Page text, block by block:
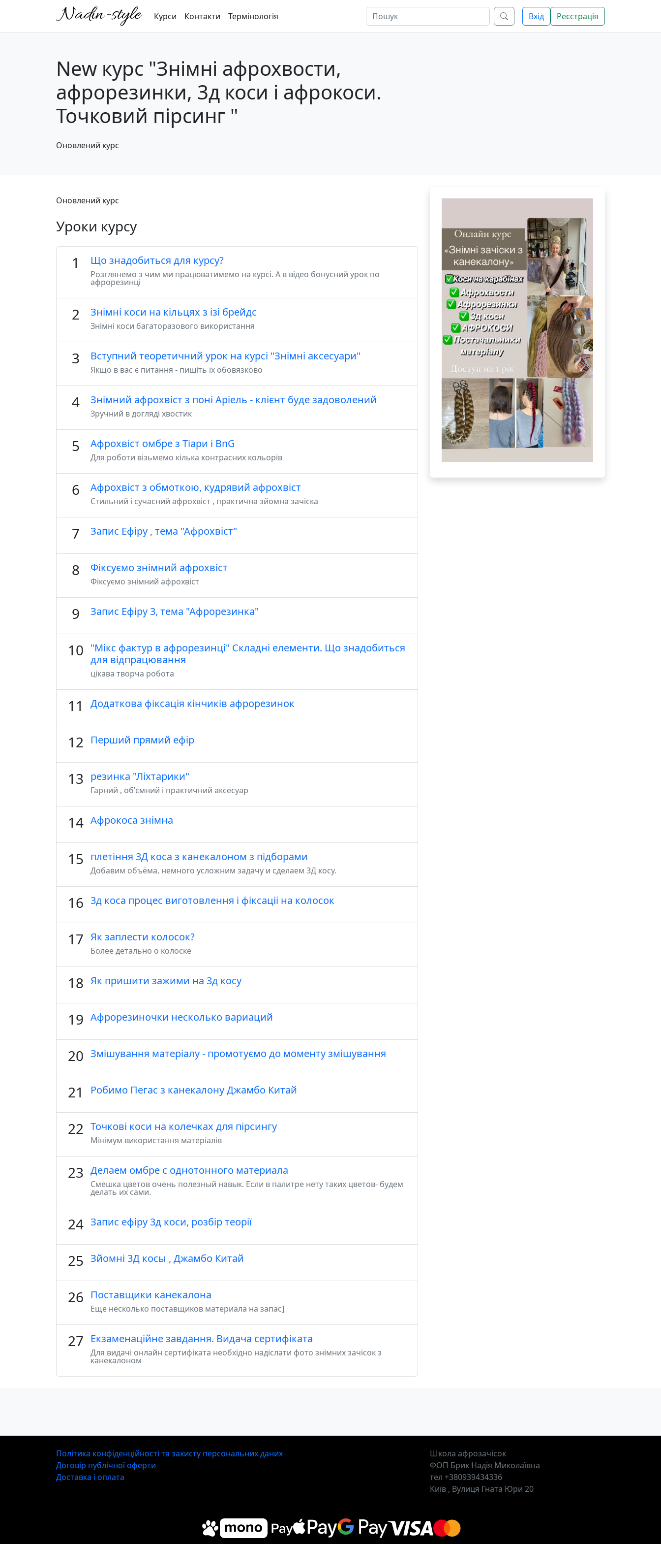
Курси Контакти Термінологія Вхід Реєстрація
New курс "Знімні афрохвости,
афрорезинки, 3д коси і афрокоси.
Точковий пірсинг "
Оновлений курс
Оновлений курс
Уроки курсу
1
Що знадобиться для курсу?
Розглянемо з чим ми працюватимемо на курсі. А в відео бонусний урок по
афрорезинці
2 Знімні коси на кільцях з ізі брейдс
Знімні коси багаторазового використання
3 Вступний теоретичний урок на курсі "Знімні аксесуари"
Якщо в вас є питання - пишіть їх обовязково
4 Знімний афрохвіст з поні Аріель - клієнт буде задоволений
Зручний в догляді хвостик
5 Афрохвіст омбре з Тіари і BnG
Для роботи візьмемо кілька контрасних кольорів
6 Афрохвіст з обмоткою, кудрявий афрохвіст
Стильний і сучасний афрохвіст , практична зйомна зачіска
7 Запис Ефіру , тема "Афрохвіст"
8 Фіксуємо знімний афрохвіст
Фіксуємо знімний афрохвіст
9 Запис Ефіру 3, тема "Афрорезинка"
10 "Мікс фактур в афрорезинці" Складні елементи. Що знадобиться
для відпрацювання
цікава творча робота
11 Додаткова фіксація кінчиків афрорезинок
12 Перший прямий ефір
13 резинка "Ліхтарики"
Гарний , обʼємний і практичний аксесуар
14 Афрокоса знімна
15 плетіння 3Д коса з канекалоном з підборами
Добавим объёма, немного усложним задачу и сделаем 3Д косу.
16 3д коса процес виготовлення і фіксаціі на колосок
17 Як заплести колосок?
Более детально о колоске
18 Як пришити зажими на 3д косу
19 Афрорезиночки несколько вариаций
20 Змішування матеріалу - промотуємо до моменту змішування
21 Робимо Пегас з канекалону Джамбо Китай
22 Точкові коси на колечках для пірсингу
Мінімум використання матеріалів
23 Делаем омбре с однотонного материала
Смешка цветов очень полезный навык. Если в палитре нету таких цветов- будем
делать их сами.
24 Запис ефіру 3д коси, розбір теорії
25 Зйомні 3Д косы , Джамбо Китай
26 Поставщики канекалона
Еще несколько поставщиков материала на запас]
27 Екзаменаційне завдання. Видача сертифіката
Для видачі онлайн сертифіката необхідно надіслати фото знімних зачісок з
канекалоном
Політика конфіденційності та захисту персональних даних
Договір публічної оферти
Доставка і оплата
Школа афрозачісок
ФОП Брик Надія Миколаївна
тел +380939434336
Київ , Вулиця Гната Юри 20